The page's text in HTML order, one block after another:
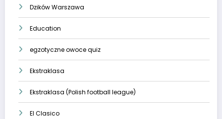
Dzików Warszawa
Education
egzotyczne owoce quiz
Ekstraklasa
Ekstraklasa (Polish football league)
El Clasico